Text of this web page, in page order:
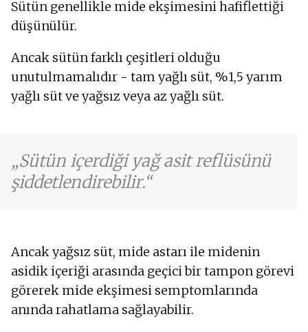
Sütün genellikle mide ekşimesini hafiflettiği
düşünülür.
Ancak sütün farklı çeşitleri olduğu
unutulmamalıdır - tam yağlı süt, %1,5 yarım
yağlı süt ve yağsız veya az yağlı süt.
Sütün içerdiği yağ asit reflüsünü
şiddetlendirebilir.
Ancak yağsız süt, mide astarı ile midenin
asidik içeriği arasında geçici bir tampon görevi
görerek mide ekşimesi semptomlarında
anında rahatlama sağlayabilir.